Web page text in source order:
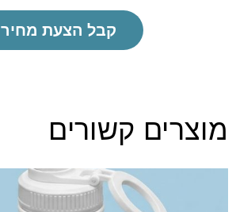
קבל הצעת מחיר
מוצרים קשורים